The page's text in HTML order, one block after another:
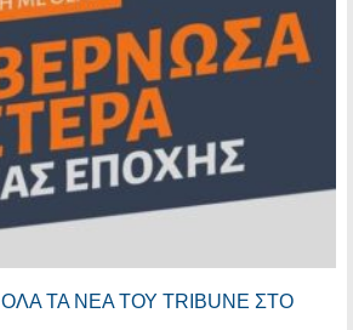
ΟΛΑ ΤΑ ΝΕΑ ΤΟΥ TRIBUNE ΣΤΟ